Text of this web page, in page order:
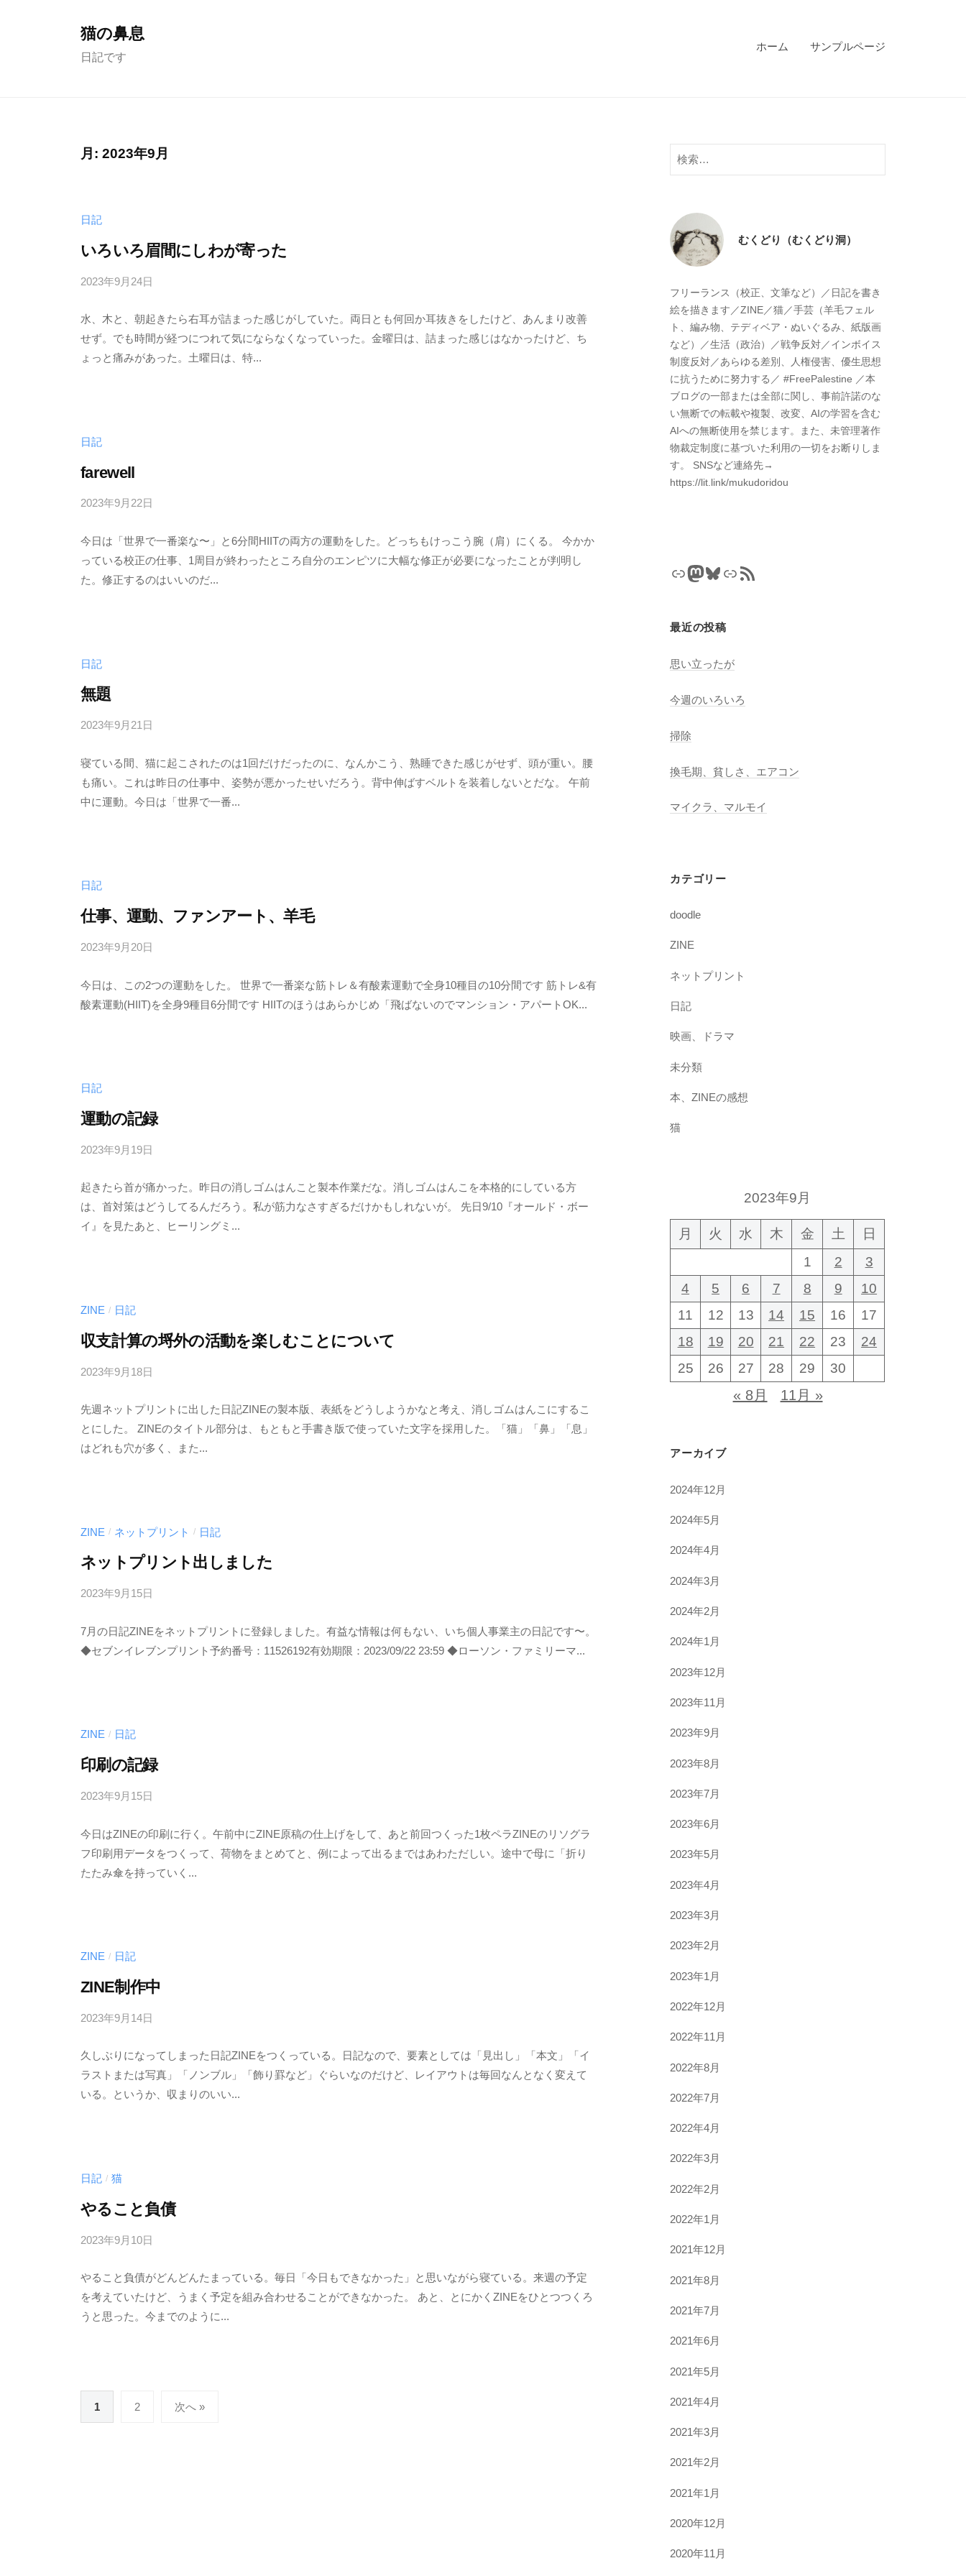
猫の鼻息
日記です
ホーム サンプルページ
月: 2023年9月
日記
いろいろ眉間にしわが寄った
2023年9月24日
む
く
ど
件
の
コ
水、木と、朝起きたら右耳が詰まった感じがしていた。両日とも何回か耳抜きをしたけど、あんまり改善
せず。でも時間が経つにつれて気にならなくなっていった。金曜日は、詰まった感じはなかったけど、ち
ょっと痛みがあった。土曜日は、特...
日記
farewell
2023年9月22日
む
く
ど
件
の
コ
今日は「世界で一番楽な〜」と6分間HIITの両方の運動をした。どっちもけっこう腕（肩）にくる。 今かか
っている校正の仕事、1周目が終わったところ自分のエンピツに大幅な修正が必要になったことが判明し
た。修正するのはいいのだ...
日記
無題
2023年9月21日
む
く
ど
件
の
コ
寝ている間、猫に起こされたのは1回だけだったのに、なんかこう、熟睡できた感じがせず、頭が重い。腰
も痛い。これは昨日の仕事中、姿勢が悪かったせいだろう。背中伸ばすベルトを装着しないとだな。 午前
中に運動。今日は「世界で一番...
日記
仕事、運動、ファンアート、羊毛
2023年9月20日
む
く
件
の
今日は、この2つの運動をした。 世界で一番楽な筋トレ＆有酸素運動で全身10種目の10分間です 筋トレ&有
酸素運動(HIIT)を全身9種目6分間です HIITのほうはあらかじめ「飛ばないのでマンション・アパートOK...
日記
運動の記録
2023年9月19日
む
く
ど
件
の
コ
起きたら首が痛かった。昨日の消しゴムはんこと製本作業だな。消しゴムはんこを本格的にしている方
は、首対策はどうしてるんだろう。私が筋力なさすぎるだけかもしれないが。 先日9/10『オールド・ボー
イ』を見たあと、ヒーリングミ...
ZINE / 日記
収支計算の埒外の活動を楽しむことについて
2023年9月18日
む
く
ど
件
の
コ
先週ネットプリントに出した日記ZINEの製本版、表紙をどうしようかなと考え、消しゴムはんこにするこ
とにした。 ZINEのタイトル部分は、もともと手書き版で使っていた文字を採用した。「猫」「鼻」「息」
はどれも穴が多く、また...
ZINE / ネットプリント / 日記
ネットプリント出しました
2023年9月15日
む
く
件
の
7月の日記ZINEをネットプリントに登録しました。有益な情報は何もない、いち個人事業主の日記です〜。
◆セブンイレブンプリント予約番号：11526192有効期限：2023/09/22 23:59 ◆ローソン・ファミリーマ...
ZINE / 日記
印刷の記録
2023年9月15日
む
く
ど
件
の
コ
今日はZINEの印刷に行く。午前中にZINE原稿の仕上げをして、あと前回つくった1枚ペラZINEのリソグラ
フ印刷用データをつくって、荷物をまとめてと、例によって出るまではあわただしい。途中で母に「折り
たたみ傘を持っていく...
ZINE / 日記
ZINE制作中
2023年9月14日
む
く
ど
件
の
コ
久しぶりになってしまった日記ZINEをつくっている。日記なので、要素としては「見出し」「本文」「イ
ラストまたは写真」「ノンブル」「飾り罫など」ぐらいなのだけど、レイアウトは毎回なんとなく変えて
いる。というか、収まりのいい...
日記 / 猫
やること負債
2023年9月10日
む
く
ど
件
の
コ
やること負債がどんどんたまっている。毎日「今日もできなかった」と思いながら寝ている。来週の予定
を考えていたけど、うまく予定を組み合わせることができなかった。 あと、とにかくZINEをひとつつくろ
うと思った。今までのように...
投
稿
1 2 次へ »
検
索:
むくどり（むくどり洞）
フリーランス（校正、文筆など）／日記を書き
絵を描きます／ZINE／猫／手芸（羊毛フェル
ト、編み物、テディベア・ぬいぐるみ、紙版画
など）／生活（政治）／戦争反対／インボイス
制度反対／あらゆる差別、人権侵害、優生思想
に抗うために努力する／ #FreePalestine ／本
ブログの一部または全部に関し、事前許諾のな
い無断での転載や複製、改変、AIの学習を含む
AIへの無断使用を禁じます。また、未管理著作
物裁定制度に基づいた利用の一切をお断りしま
す。 SNSなど連絡先→
https://lit.link/mukudoridou
リンクMastodon
Bluesky
リンクRSS フィード
最近の投稿
思い立ったが
今週のいろいろ
掃除
換毛期、貧しさ、エアコン
マイクラ、マルモイ
カテゴリー
doodle
ZINE
ネットプリント
日記
映画、ドラマ
未分類
本、ZINEの感想
猫
2023年9月
月 火 水 木 金 土
日
1
2
3
4
5 6 7 8 9
10
11
12 13 14 15 16
17
18
19 20 21 22 23
24
25
26 27 28 29 30
« 8月 11月 »
アーカイブ
2024年12月
2024年5月
2024年4月
2024年3月
2024年2月
2024年1月
2023年12月
2023年11月
2023年9月
2023年8月
2023年7月
2023年6月
2023年5月
2023年4月
2023年3月
2023年2月
2023年1月
2022年12月
2022年11月
2022年8月
2022年7月
2022年4月
2022年3月
2022年2月
2022年1月
2021年12月
2021年8月
2021年7月
2021年6月
2021年5月
2021年4月
2021年3月
2021年2月
2021年1月
2020年12月
2020年11月